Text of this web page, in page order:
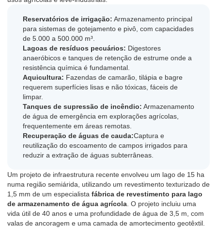
Reservatórios de irrigação: Armazenamento principal
para sistemas de gotejamento e pivô, com capacidades
de 5.000 a 500.000 m³.
Lagoas de resíduos pecuários: Digestores
anaeróbicos e tanques de retenção de estrume onde a
resistência química é fundamental.
Aquicultura: Fazendas de camarão, tilápia e bagre
requerem superfícies lisas e não tóxicas, fáceis de
limpar.
Tanques de supressão de incêndio: Armazenamento
de água de emergência em explorações agrícolas,
frequentemente em áreas remotas.
Recuperação de águas de cauda:Captura e
reutilização do escoamento de campos irrigados para
reduzir a extração de águas subterrâneas.
Um projeto de infraestrutura recente envolveu um lago de 15 ha
numa região semiárida, utilizando um revestimento texturizado de
1,5 mm de um especialista fábrica de revestimento para lago
de armazenamento de água agrícola . O projeto incluiu uma
vida útil de 40 anos e uma profundidade de água de 3,5 m, com
valas de ancoragem e uma camada de amortecimento geotêxtil.